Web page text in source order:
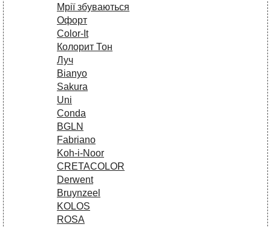
Мрії збуваються
Офорт
Сolor-It
Колорит Тон
Луч
Bianyo
Sakura
Uni
Conda
BGLN
Fabriano
Koh-i-Noor
CRETACOLOR
Derwent
Bruynzeel
KOLOS
ROSA